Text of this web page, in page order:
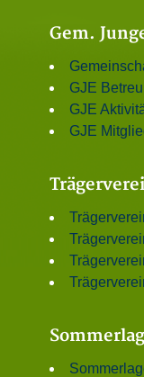
Gem.
GJE
GJE
GJE